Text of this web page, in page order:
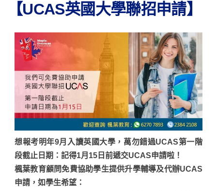
【UCAS英國大學聯招申請】
想報考明年9月入讀英國大學，萬勿錯過UCAS第一階
段截止日期：記得1月15日前遞交UCAS申請啦！
楓葉教育顧問免費協助學生提供升學輔導及代辦UCAS
申請，如學生希望：